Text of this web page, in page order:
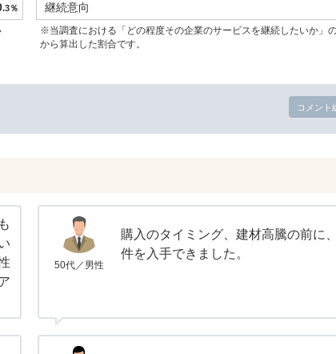
.3％
継続意向
※当調査における「どの程度その企業のサービスを継続したいか」
から算出した割合です。
コメント
50代／男性
購入のタイミング、建材高騰の前に
件を入手できました。